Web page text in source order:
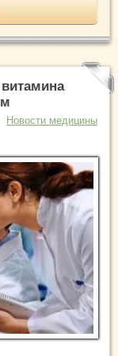
Новости медицины